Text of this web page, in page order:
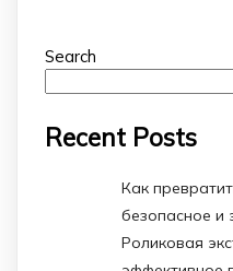
Search
Recent Posts
Как
безопасное и
Роликовая